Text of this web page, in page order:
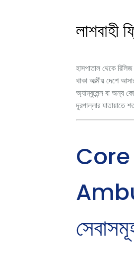
হাসপাতাল থেকে
থাকা আত্মীয় দেশে
অ্যাম্বুলেন্স বা অন্য
দূরপাল্লার